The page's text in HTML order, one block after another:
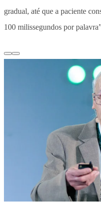
gradual, até que a paciente
100 milissegundos por